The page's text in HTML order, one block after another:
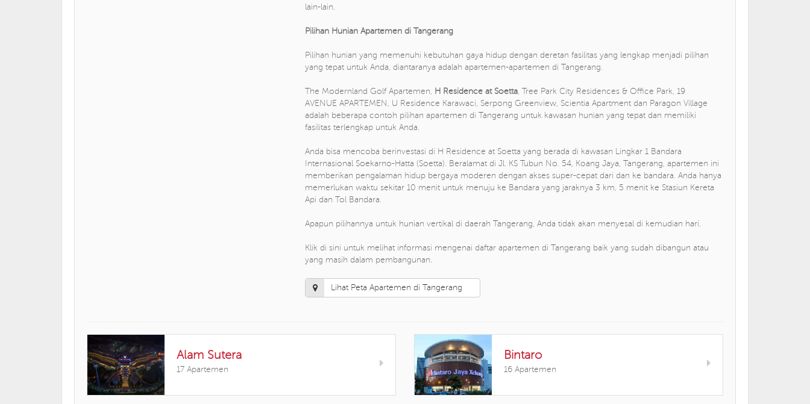
lain-lain.
Pilihan Hunian Apartemen di Tangerang
Pilihan hunian yang memenuhi kebutuhan gaya hidup dengan deretan fasilitas yang lengkap menjadi pilihan
yang tepat untuk Anda, diantaranya adalah apartemen-apartemen di Tangerang.
The Modernland Golf Apartemen, H Residence at Soetta, Tree Park City Residences & Office Park, 19
AVENUE APARTEMEN, U Residence Karawaci, Serpong Greenview, Scientia Apartment dan Paragon Village
adalah beberapa contoh pilihan apartemen di Tangerang untuk kawasan hunian yang tepat dan memiliki
fasilitas terlengkap untuk Anda.
Anda bisa mencoba berinvestasi di H Residence at Soetta yang berada di kawasan Lingkar 1 Bandara
Internasional Soekarno-Hatta (Soetta). Beralamat di Jl. KS Tubun No. 54, Koang Jaya, Tangerang, apartemen ini
memberikan pengalaman hidup bergaya moderen dengan akses super-cepat dari dan ke bandara. Anda hanya
memerlukan waktu sekitar 10 menit untuk menuju ke Bandara yang jaraknya 3 km, 5 menit ke Stasiun Kereta
Api dan Tol Bandara.
Apapun pilihannya untuk hunian vertikal di daerah Tangerang, Anda tidak akan menyesal di kemudian hari.
Klik di sini untuk melihat informasi mengenai daftar apartemen di Tangerang baik yang sudah dibangun atau
yang masih dalam pembangunan.
Lihat Peta Apartemen di Tangerang
Alam Sutera
17 Apartemen
Bintaro
16 Apartemen